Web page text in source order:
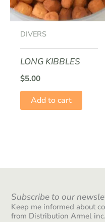
DIVERS
LONG KIBBLES
$5.00
Add to cart
Subscribe to our
Keep me informed about
from Distribution Armel inc.